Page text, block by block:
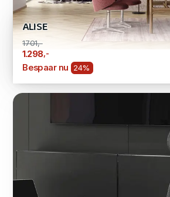
ALISE
1701,-
1.298 ,-
Bespaar nu 24%